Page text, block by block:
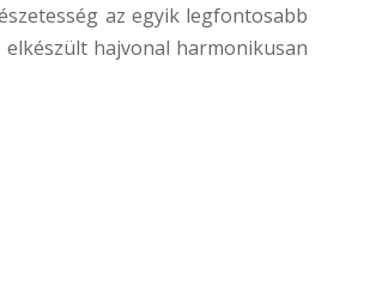
az egyik legfontosabb
hajvonal harmonikusan